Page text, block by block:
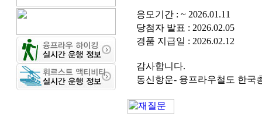
응모기간 : ~ 2026.01.11
당첨자 발표 : 2026.02.05
경품 지급일 : 2026.02.12
감사합니다.
동신항운- 융프라우철도 한국